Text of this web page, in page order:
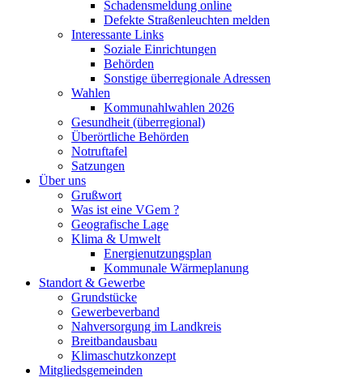
Schadensmeldung online
Defekte Straßenleuchten melden
Interessante Links
Soziale Einrichtungen
Behörden
Sonstige überregionale Adressen
Wahlen
Kommunahlwahlen 2026
Gesundheit (überregional)
Überörtliche Behörden
Notruftafel
Satzungen
Über uns
Grußwort
Was ist eine VGem ?
Geografische Lage
Klima & Umwelt
Energienutzungsplan
Kommunale Wärmeplanung
Standort & Gewerbe
Grundstücke
Gewerbeverband
Nahversorgung im Landkreis
Breitbandausbau
Klimaschutzkonzept
Mitgliedsgemeinden